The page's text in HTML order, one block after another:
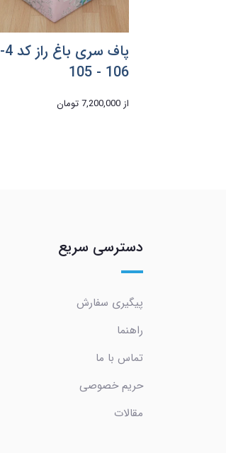
105 - 106
از 7,200,000 تومان
دسترسی سریع
پیگیری سفارش
راهنما
تماس با ما
حریم خصوصی
مقالات